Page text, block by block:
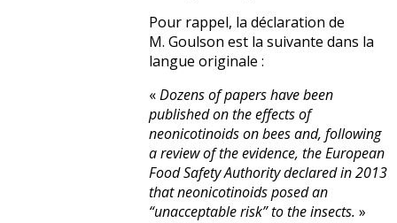
Pour rappel, la déclaration de
M. Goulson est la suivante dans la
langue originale :
«Dozens of papers have been
published on the effects of
neonicotinoids on bees and, following
a review of the evidence, the European
Food Safety Authority declared in 2013
that neonicotinoids posed an
“unacceptable risk” to the insects. »